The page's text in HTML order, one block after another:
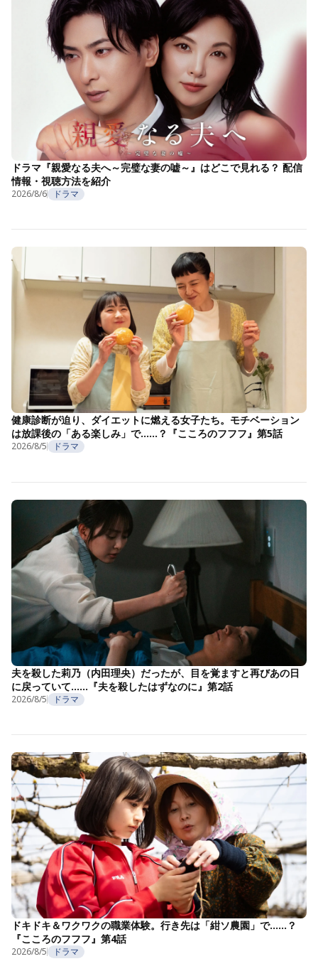
ドラマ『親愛なる夫へ～完璧な妻の嘘～』はどこで見れる？ 配信
情報・視聴方法を紹介
2026/8/6 ドラマ
健康診断が迫り、ダイエットに燃える女子たち。モチベーション
は放課後の「ある楽しみ」で……？『こころのフフフ』第5話
2026/8/5 ドラマ
夫を殺した莉乃（内田理央）だったが、目を覚ますと再びあの日
に戻っていて……『夫を殺したはずなのに』第2話
2026/8/5 ドラマ
ドキドキ＆ワクワクの職業体験。行き先は「紺ソ農園」で……？
『こころのフフフ』第4話
2026/8/5 ドラマ